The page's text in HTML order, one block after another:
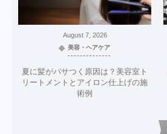
August 7, 2026
美容・ヘアケア
夏に髪がパサつく原因は？美容室ト
リートメントとアイロン仕上げの施
術例